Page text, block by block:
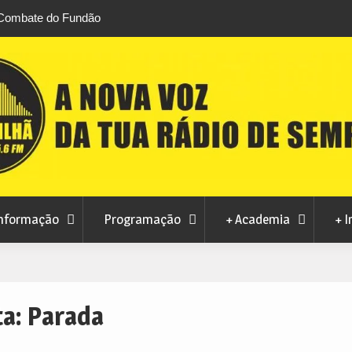
do Fundão
Brazilian Jiu-Jitsu
défice de 2,1 milhões de euros na Covilhã
Programação + Academia +
Parada